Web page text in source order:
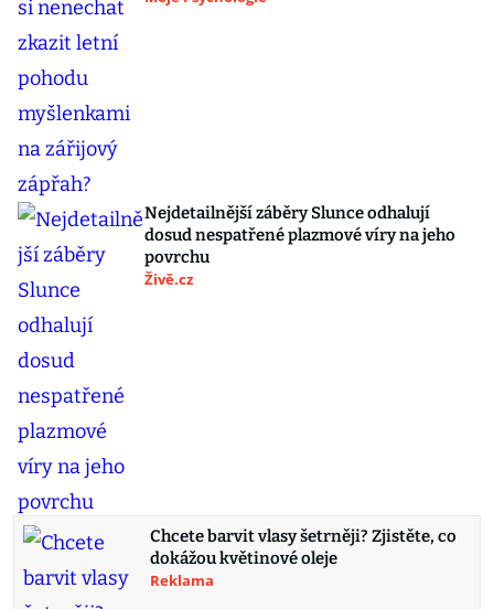
Nejdetailnější záběry Slunce odhalují
dosud nespatřené plazmové víry na jeho
povrchu
Živě.cz
Chcete barvit vlasy šetrněji? Zjistěte, co
dokážou květinové oleje
Reklama